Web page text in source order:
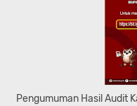
Pengumuman Hasil Audit